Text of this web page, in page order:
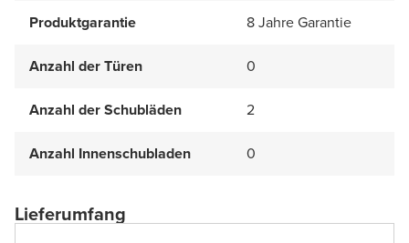
Produktgarantie 8 Jahre Garantie
Anzahl der Türen 0
Anzahl der Schubläden 2
Anzahl Innenschubladen 0
Lieferumfang